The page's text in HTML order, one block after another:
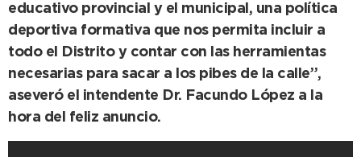
educativo provincial y el municipal, una política
deportiva formativa que nos permita incluir a
todo el Distrito y contar con las herramientas
necesarias para sacar a los pibes de la calle”,
aseveró el intendente Dr. Facundo López a la
hora del feliz anuncio.